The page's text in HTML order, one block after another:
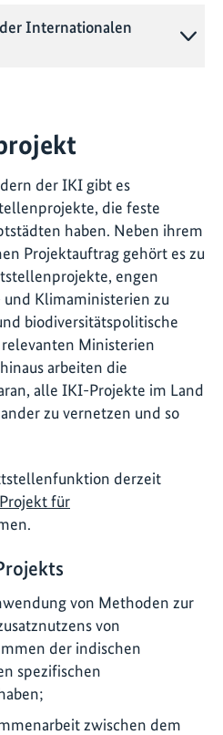
Internationalen
der IKI gibt es
die feste
haben. Neben ihrem
Projektauftrag gehört es zu
engen
Klimaministerien zu
biodiversitätspolitische
Ministerien
arbeiten die
alle IKI-Projekte im Land
zu vernetzen und so
derzeit
für
von Methoden zur
von
der indischen
spezifischen
zwischen dem